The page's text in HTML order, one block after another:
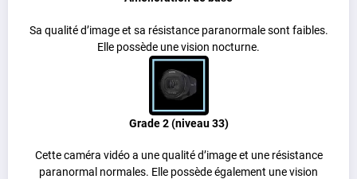
Sa qualité d’image et sa résistance paranormale sont faibles.
Elle possède une vision nocturne.
Grade 2 (niveau 33)
Cette caméra vidéo a une qualité d’image et une résistance
paranormal normales. Elle possède également une vision